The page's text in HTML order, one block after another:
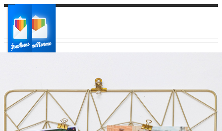
Ваш город:
Ваш регион доставки
Выберите из списка: